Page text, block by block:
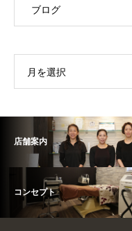
ブログ
月を選択
店舗案内
コンセプト